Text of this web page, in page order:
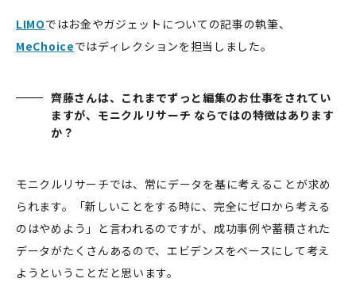
LIMOではお金やガジェットについての記事の執筆、
MeChoiceではディレクションを担当しました。
齊藤さんは、これまでずっと編集のお仕事をされてい
ますが、モニクルリサーチ ならではの特徴はあります
か？
モニクルリサーチでは、常にデータを基に考えることが求め
られます。「新しいことをする時に、完全にゼロから考える
のはやめよう」と言われるのですが、成功事例や蓄積された
データがたくさんあるので、エビデンスをベースにして考え
ようということだと思います。